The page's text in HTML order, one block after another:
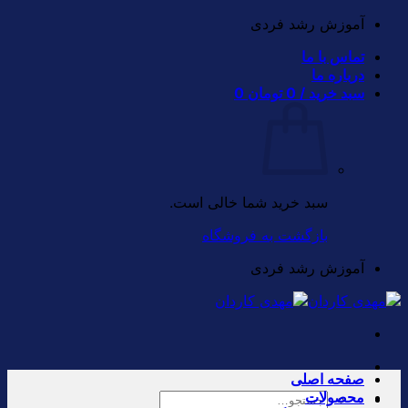
Skip
content
آموزش رشد فردی
تماس با ما
درباره ما
سبد خرید / 0 تومان 0
سبد خرید شما خالی است.
بازگشت به فروشگاه
آموزش رشد فردی
جستجو
صفحه اصلی
محصولات